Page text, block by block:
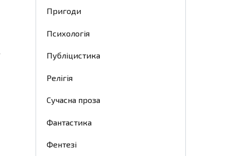
Пригоди
Психологія
Публіцистика
Релігія
Сучасна проза
Фантастика
Фентезі